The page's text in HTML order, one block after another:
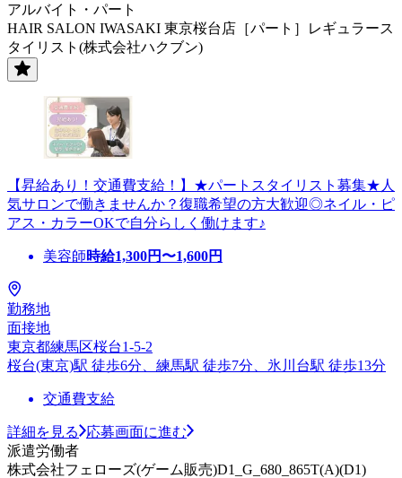
アルバイト・パート
HAIR SALON IWASAKI 東京桜台店［パート］レギュラース
タイリスト(株式会社ハクブン)
【昇給あり！交通費支給！】★パートスタイリスト募集★人
気サロンで働きませんか？復職希望の方大歓迎◎ネイル・ピ
アス・カラーOKで自分らしく働けます♪
美容師時給1,300円〜1,600円
勤務地
面接地
東京都練馬区桜台1-5-2
桜台(東京)駅 徒歩6分、練馬駅 徒歩7分、氷川台駅 徒歩13分
交通費支給
詳細を見る
応募画面に進む
派遣労働者
株式会社フェローズ(ゲーム販売)D1_G_680_865T(A)(D1)